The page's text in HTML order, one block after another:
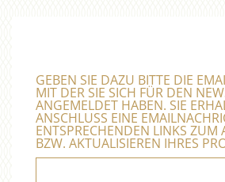
GEBEN SIE DAZU BITTE DIE
MIT DER SIE SICH FÜR DEN
ANGEMELDET HABEN. SIE
ANSCHLUSS EINE
ENTSPRECHENDEN LINKS ZUM
BZW. AKTUALISIEREN IHRES